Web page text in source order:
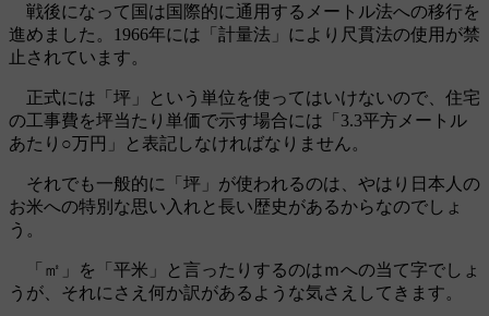
戦後になって国は国際的に通用するメートル法への移行を
進めました。1966年には「計量法」により尺貫法の使用が禁
止されています。
正式には「坪」という単位を使ってはいけないので、住宅
の工事費を坪当たり単価で示す場合には「3.3平方メートル
あたり○万円」と表記しなければなりません。
それでも一般的に「坪」が使われるのは、やはり日本人の
お米への特別な思い入れと長い歴史があるからなのでしょ
う。
「㎡」を「平米」と言ったりするのはｍへの当て字でしょ
うが、それにさえ何か訳があるような気さえしてきます。